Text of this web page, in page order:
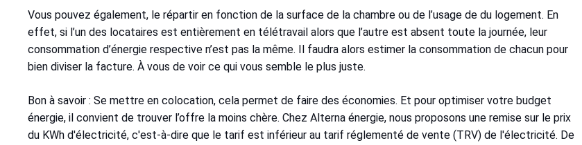
Vous pouvez également, le répartir en fonction de la surface de la chambre ou de l’usage de du logement. En
effet, si l’un des locataires est entièrement en télétravail alors que l’autre est absent toute la journée, leur
consommation d’énergie respective n’est pas la même. Il faudra alors estimer la consommation de chacun pour
bien diviser la facture. À vous de voir ce qui vous semble le plus juste.
Bon à savoir : Se mettre en colocation, cela permet de faire des économies. Et pour optimiser votre budget
énergie, il convient de trouver l’offre la moins chère. Chez Alterna énergie, nous proposons une remise sur le prix
du KWh d'électricité, c'est-à-dire que le tarif est inférieur au tarif réglementé de vente (TRV) de l'électricité. De